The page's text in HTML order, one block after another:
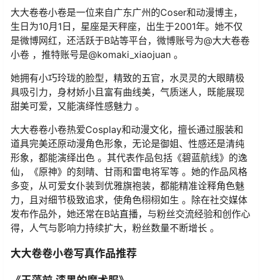
大大卷卷小卷是一位来自广东广州的Coser和动漫博主，
生日为10月1日，星座是天秤座，出生于2001年。她不仅
是微博网红，还活跃于B站等平台，微博账号为@大大卷卷
小卷 ，推特账号是@komaki_xiaojuan 。
她拥有小巧玲珑的脸型，精致的五官，水灵灵的大眼睛极
具吸引力，身材娇小且富有曲线美，气质迷人，既能展现
甜美可爱，又能演绎性感魅力 。
大大卷卷小卷热爱Cosplay和动漫文化，擅长通过服装和
道具完美还原动漫角色形象，无论是御姐、性感还是清纯
形象，都能演绎出色 。其代表作品包括《碧蓝航线》的逸
仙，《原神》的刻晴、甘雨和雷电将军等 。她的作品风格
多变，从可爱女仆装到优雅旗袍装，都能精准诠释角色魅
力，且对细节极致追求，使角色栩栩如生 。除在社交媒体
发布作品外，她还常在B站直播，与粉丝交流经验和创作心
得，人气与影响力持续扩大，粉丝数量不断增长 。
大大卷卷小卷写真作品推荐